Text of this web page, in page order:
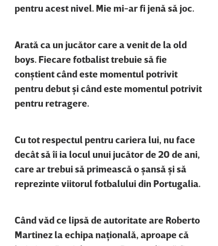
pentru acest nivel. Mie mi-ar fi jenă să joc.
Arată ca un jucător care a venit de la old
boys. Fiecare fotbalist trebuie să fie
conştient când este momentul potrivit
pentru debut şi când este momentul potrivit
pentru retragere.
Cu tot respectul pentru cariera lui, nu face
decât să îi ia locul unui jucător de 20 de ani,
care ar trebui să primească o şansă şi să
reprezinte viitorul fotbalului din Portugalia.
Când văd ce lipsă de autoritate are Roberto
Martinez la echipa naţională, aproape că